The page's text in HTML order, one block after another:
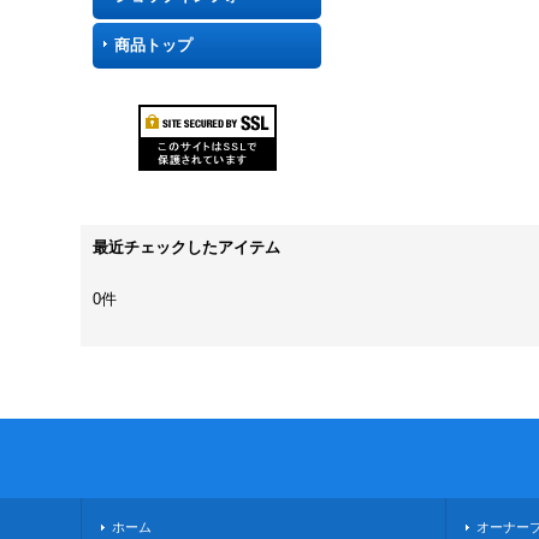
商品トップ
最近チェックしたアイテム
0件
ホーム オーナー